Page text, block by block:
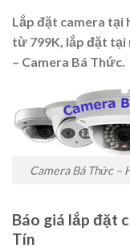
Lắp đặt camera tại
từ 799K, lắp đặt tại
– Camera Bá Thức.
Camera Bá Thức –
Báo giá lắp đặt
Tín